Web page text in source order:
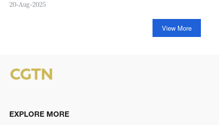
20-Aug-2025
View More
EXPLORE MORE